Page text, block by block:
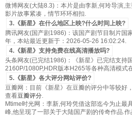
微博网友(大陆8.3)：本片是由李新,何玲导演,
影片故事紧凑，情节环环相扣.
3.《新星》在什么地区上映?什么时间上映?
腾讯网友(国产剧1986)：该国产剧节目制片国
年，本站最近更新于：2026-05-26 16:02:24.
4.《新星》支持免费在线高清播放吗?
头条网友(已完结1986)：《新星》已完结支持
2160P/1080P,HDR版本H265等各种高清模式
5.《新星》各大评分网站评价?
豆瓣网：目前《新星》在豆瓣的评分中等较好
查看豆瓣评分.
Mtime时光网：李新,何玲凭借这部迄今为止最
峰,他呈现了一部关于大陆国产剧的传奇作品.